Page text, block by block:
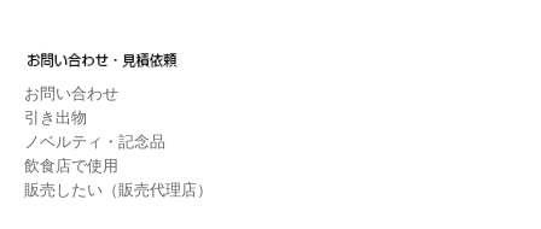
お問い合わせ
引き出物
ノベルティ・記念品
飲食店で使用
販売したい（販売代理店）